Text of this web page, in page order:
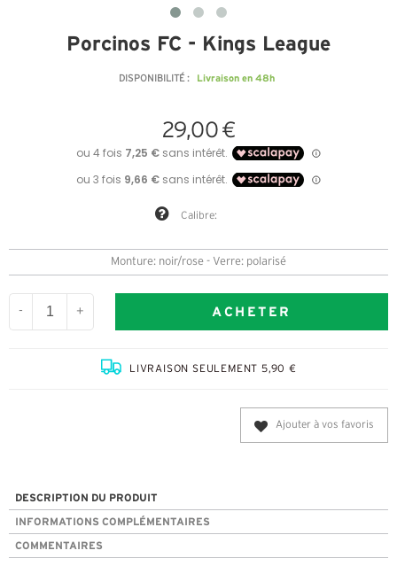
Porcinos FC - Kings League
DISPONIBILITÉ : Livraison en 48h
29,00 €
Calibre:
Monture: noir/rose - Verre: polarisé
- + ACHETER
LIVRAISON SEULEMENT 5,90 €
Ajouter à vos favoris
DESCRIPTION DU PRODUIT
INFORMATIONS COMPLÉMENTAIRES
COMMENTAIRES